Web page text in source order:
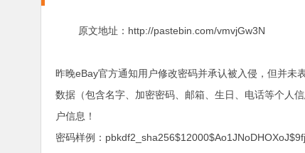
原文地址：http://pastebin.com/vmvjGw3N
昨晚eBay官方通知用户修改密码并承认被入侵，但并
数据（包含名字、加密密码、邮箱、生日、电话等个人
户信息！
密码样例：